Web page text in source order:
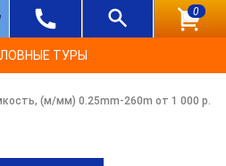
0
ТУРЫ
(м/мм) 0.25mm-260m от 1 000 р.